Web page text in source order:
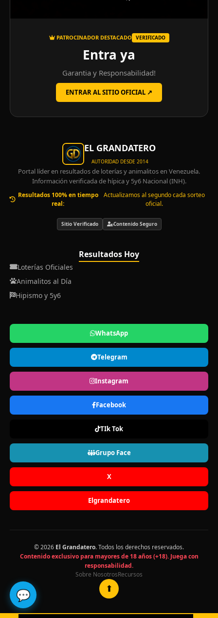
PATROCINADOR DESTACADO VERIFICADO
Entra ya
Garantia y Responsabilidad!
ENTRAR AL SITIO OFICIAL ↗
EL GRANDATERO
AUTORIDAD DESDE 2014
Portal líder en resultados de loterías y animalitos en Venezuela.
Información verificada de hípica y 5y6 Nacional (INH).
Resultados 100% en tiempo
real:
Actualizamos al segundo cada sorteo
oficial.
Sitio Verificado Contenido Seguro
Resultados Hoy
Loterías Oficiales
Animalitos al Día
Hipismo y 5y6
WhatsApp
Telegram
Instagram
Facebook
TIk Tok
Grupo Face
X
Elgrandatero
© 2026 El Grandatero. Todos los derechos reservados.
Contenido exclusivo para mayores de 18 años (+18). Juega con
responsabilidad.
Sobre NosotrosRecursos
⬆
💬